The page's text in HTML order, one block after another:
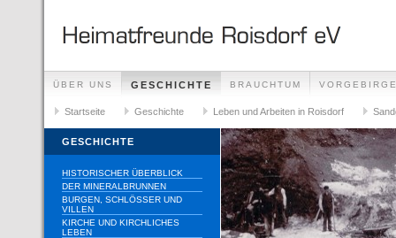
ÜBER UNS GESCHICHTE BRAUCHTUM
Startseite Geschichte Leben und Arbeiten in Roisdorf
GESCHICHTE
HISTORISCHER ÜBERBLICK
DER MINERALBRUNNEN
BURGEN, SCHLÖSSER UND
VILLEN
KIRCHE UND KIRCHLICHES
LEBEN